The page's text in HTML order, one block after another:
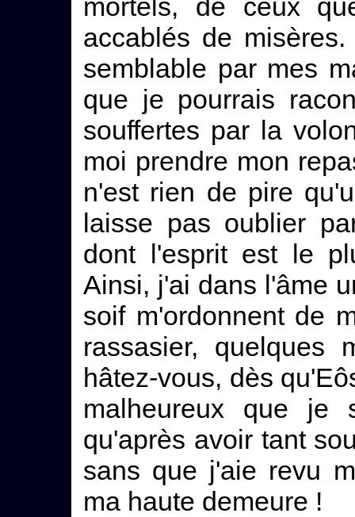
mortels, de ceux
accablés de
semblable par mes
que je pourrais
souffertes par la
moi prendre mon
n'est rien de pire
laisse pas oublier
dont l'esprit est le
Ainsi, j'ai dans l'âme
soif m'ordonnent de
rassasier, quelques
hâtez-vous, dès
malheureux que je
qu'après avoir tant
sans que j'aie revu
ma haute demeure !